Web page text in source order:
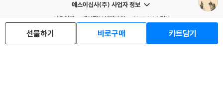
5. 서울에 집중된 국보와 보물 문제
국립중앙박물관에는 현재 2층 ‘사유의 방’에 전시 중인 각기 82cm, 93.5
선물하기 바로구매 카트담기
예스이십사(주) 사업자 정보
이용약관
개인정보처리방침
청소년보호정책
회사소개
거래처관계자께
도서홍보
광고